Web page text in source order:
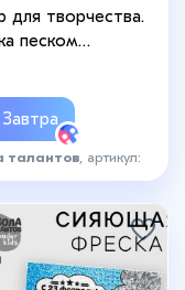
для творчества.
песком
стека
Завтра
талантов , артикул: